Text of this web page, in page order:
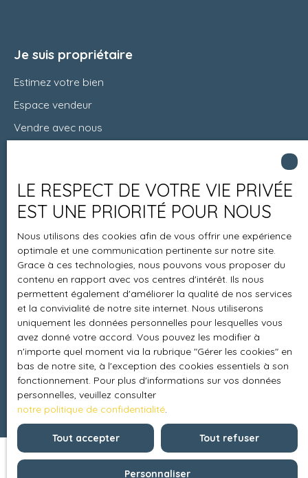
Je suis propriétaire
Estimez votre bien
Espace vendeur
Vendre avec nous
Informations
Recrutement
Honoraires
Mentions légales
Politique de confidentialité
Plan du site
Gérer les cookies
Propulsé par
LE RESPECT DE VOTRE VIE PRIVÉE
EST UNE PRIORITÉ POUR NOUS
Nous utilisons des cookies afin de vous offrir une expérience
optimale et une communication pertinente sur notre site.
Grace à ces technologies, nous pouvons vous proposer du
contenu en rapport avec vos centres d'intérêt. Ils nous
permettent également d'améliorer la qualité de nos services
et la convivialité de notre site internet. Nous utiliserons
uniquement les données personnelles pour lesquelles vous
avez donné votre accord. Vous pouvez les modifier à
n'importe quel moment via la rubrique ″Gérer les cookies″ en
bas de notre site, à l'exception des cookies essentiels à son
fonctionnement. Pour plus d'informations sur vos données
personnelles, veuillez consulter
notre politique de confidentialité.
Tout accepter Tout refuser
Personnaliser